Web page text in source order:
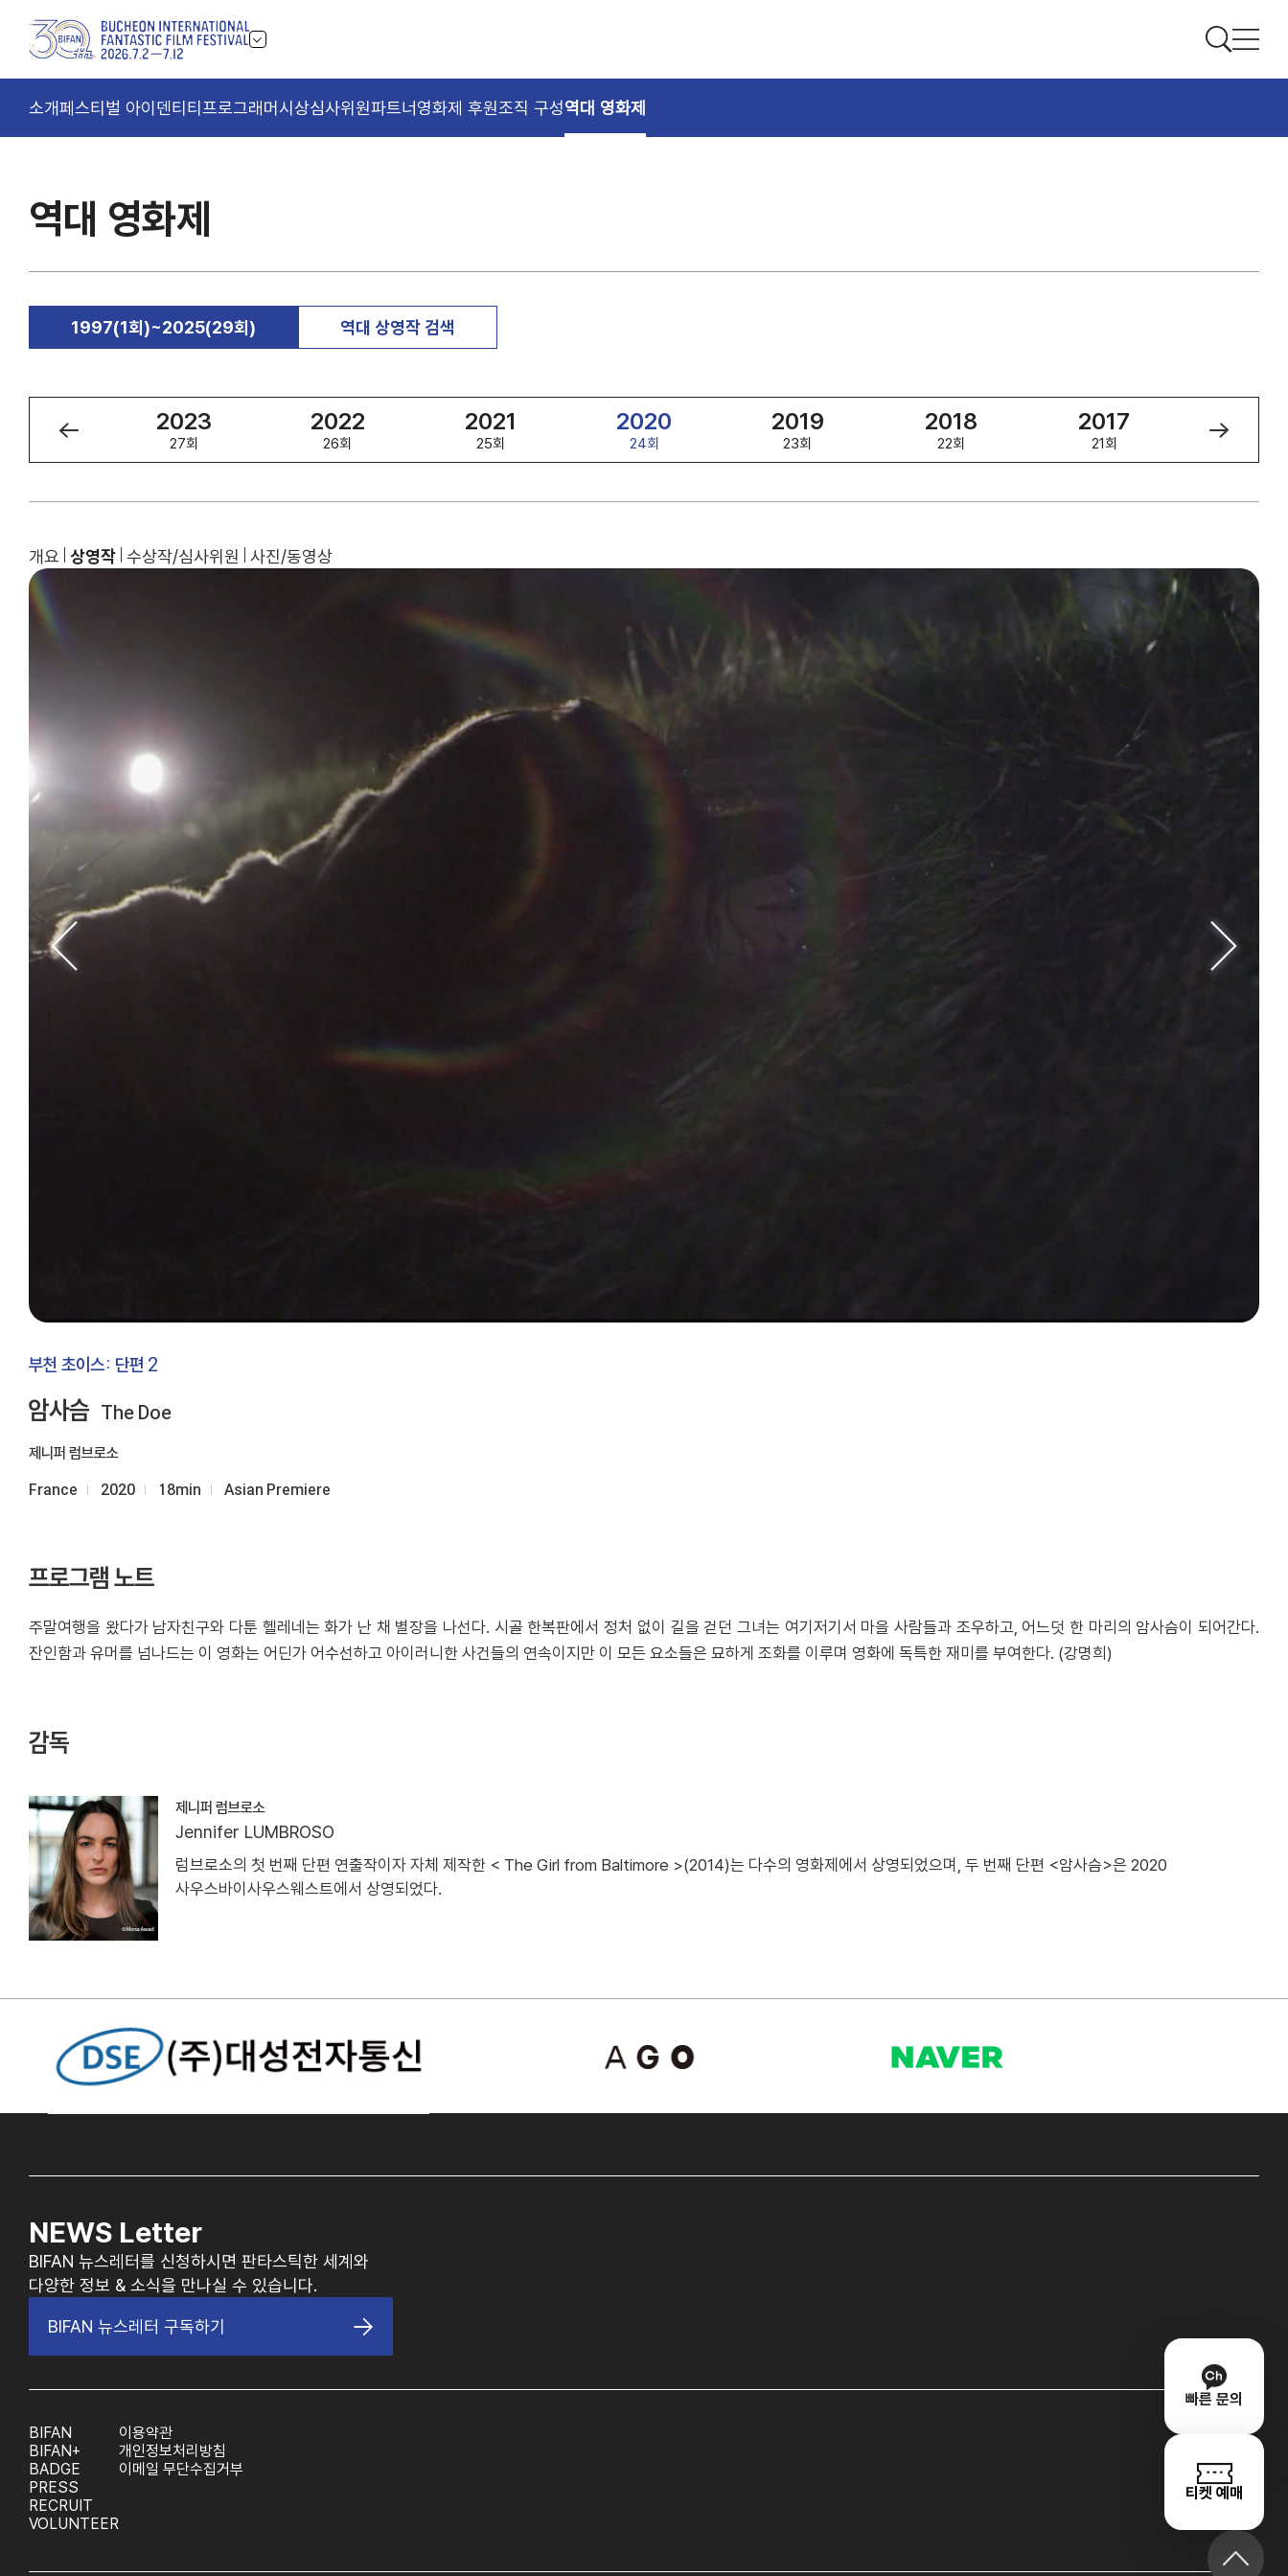
빠른 문의
티켓 예매
소개페스티벌 아이덴티티 프로그래머시상심사위원파트너영화제 후원조직 구성역대 영화제
역대 영화제
1997(1회)~2025(29회) 역대 상영작 검색
2023
27회
2022
26회
2021
25회
2020
24회
2019
23회
2018
22회
2017
21회
개요 상영작 수상작/심사위원 사진/동영상
부천 초이스: 단편 2
암사슴 The Doe
제니퍼 럼브로소
France 2020 18min Asian Premiere
프로그램 노트
주말여행을 왔다가 남자친구와 다툰 헬레네는 화가 난 채 별장을 나선다. 시골 한복판에서 정처 없이 길을 걷던 그녀는 여기저기서 마을 사람들과 조우하고, 어느덧 한 마리의 암사슴이 되어간다.
잔인함과 유머를 넘나드는 이 영화는 어딘가 어수선하고 아이러니한 사건들의 연속이지만 이 모든 요소들은 묘하게 조화를 이루며 영화에 독특한 재미를 부여한다. (강명희)
감독
제니퍼 럼브로소
Jennifer LUMBROSO
럼브로소의 첫 번째 단편 연출작이자 자체 제작한 < The Girl from Baltimore >(2014)는 다수의 영화제에서 상영되었으며, 두 번째 단편 <암사슴>은 2020
사우스바이사우스웨스트에서 상영되었다.
NEWS Letter
BIFAN 뉴스레터를 신청하시면 판타스틱한 세계와
다양한 정보 & 소식을 만나실 수 있습니다.
BIFAN 뉴스레터 구독하기
BIFAN
BIFAN+
BADGE
PRESS
RECRUIT
VOLUNTEER
이용약관
개인정보처리방침
이메일 무단수집거부